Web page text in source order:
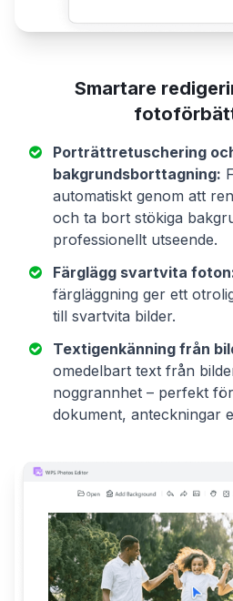
Smartare
Porträttretuschering
bakgrundsborttagning:
automatiskt genom att
och ta bort stökiga
professionellt utseende.
Färglägg svartvita
färgläggning ger ett
till svartvita bilder.
Textigenkänning från
omedelbart text från
noggrannhet – perfekt
dokument, anteckningar